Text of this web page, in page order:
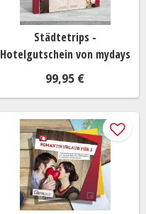
Städtetrips -
Hotelgutschein von mydays
99,95 €